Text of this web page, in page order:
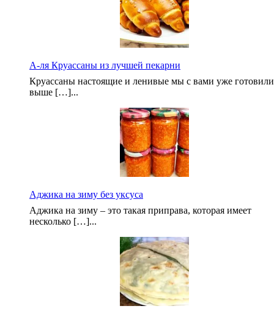
А-ля Круассаны из лучшей пекарни
Круассаны настоящие и ленивые мы с вами уже
выше […]...
Аджика на зиму без уксуса
Аджика на зиму – это такая приправа, которая имеет
несколько […]...